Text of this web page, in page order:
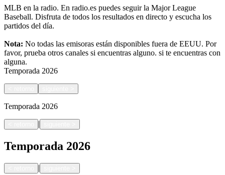
MLB en la radio. En radio.es puedes seguir la Major League
Baseball. Disfruta de todos los resultados en directo y escucha los
partidos del día.
Nota: No todas las emisoras están disponibles fuera de EEUU. Por
favor, prueba otros canales si encuentras alguno. si te encuentras con
alguna.
Temporada 2026
Temporada 2026
|
Temporada 2026
|